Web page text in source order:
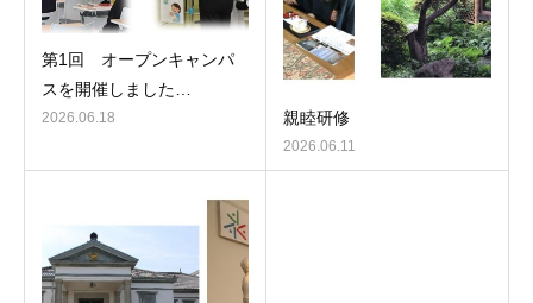
第1回 オープンキャンパ
スを開催しました…
2026.06.18 親睦研修
2026.06.11